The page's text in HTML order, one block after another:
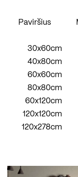
Paviršius
30x60cm
40x80cm
60x60cm
80x80cm
60x120cm
120x120cm
120x278cm